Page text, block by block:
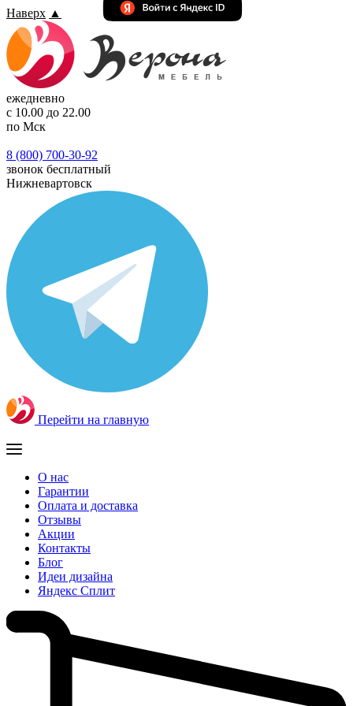
Наверх ▲
ежедневно
с 10.00 до 22.00
по Мск
8 (800) 700-30-92
звонок бесплатный
Нижневартовск
Перейти на главную
О нас
Гарантии
Оплата и доставка
Отзывы
Акции
Контакты
Блог
Идеи дизайна
Яндекс Сплит